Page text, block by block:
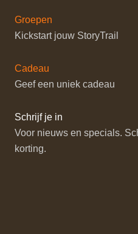
Groepen
Kickstart jouw StoryTrail
Cadeau
Geef een uniek cadeau
Schrijf je in
Voor nieuws en specials.
korting.